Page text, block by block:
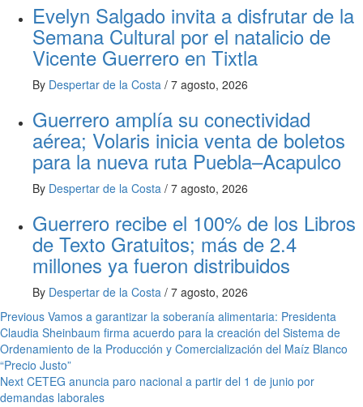
Evelyn Salgado invita a disfrutar de la
Semana Cultural por el natalicio de
Vicente Guerrero en Tixtla
By Despertar de la Costa / 7 agosto, 2026
Guerrero amplía su conectividad
aérea; Volaris inicia venta de boletos
para la nueva ruta Puebla–Acapulco
By Despertar de la Costa / 7 agosto, 2026
Guerrero recibe el 100% de los Libros
de Texto Gratuitos; más de 2.4
millones ya fueron distribuidos
By Despertar de la Costa / 7 agosto, 2026
Post
navigation
Previous Vamos a garantizar la soberanía alimentaria: Presidenta
Claudia Sheinbaum firma acuerdo para la creación del Sistema de
Ordenamiento de la Producción y Comercialización del Maíz Blanco
“Precio Justo”
Next CETEG anuncia paro nacional a partir del 1 de junio por
demandas laborales